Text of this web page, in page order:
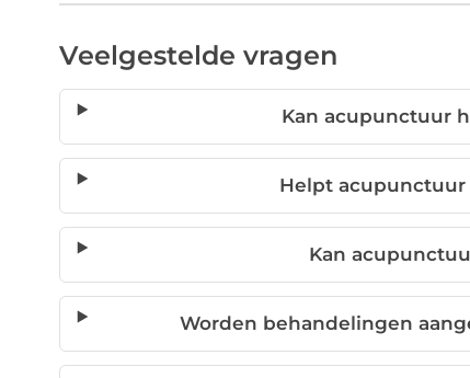
Veelgestelde vragen
Kan acupunctuur
Helpt
Kan
Worden behandelingen